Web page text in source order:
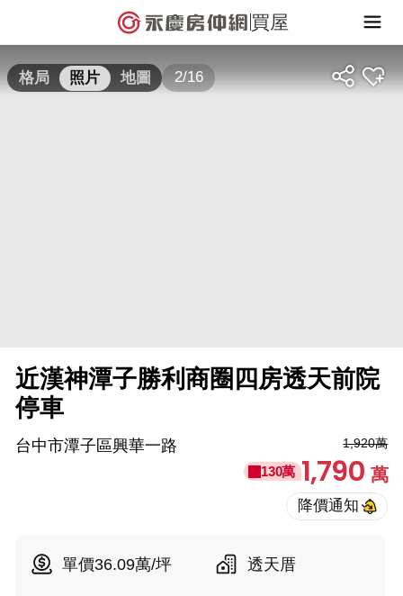
買屋
格局 照片 地圖 2/16
近漢神潭子勝利商圈四房透天前院
停車
台中市潭子區興華一路 1,920萬
130萬 1,790萬
單價36.09萬/坪 透天厝